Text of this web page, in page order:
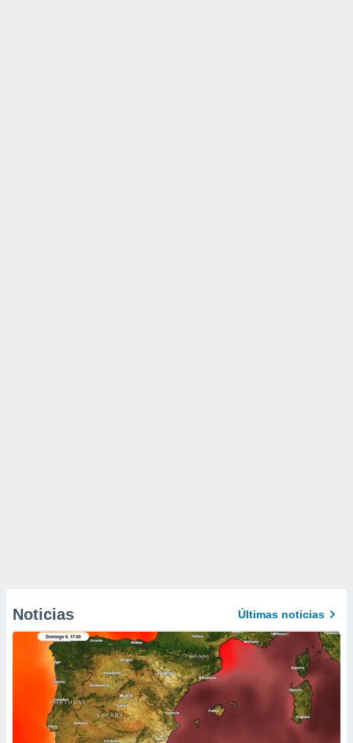
Noticias Últimas noticias